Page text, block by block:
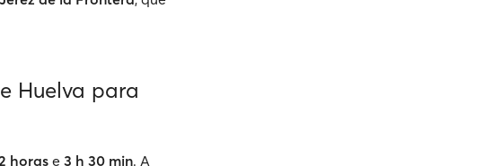
Huelva para
horas e 3 h 30 min. A